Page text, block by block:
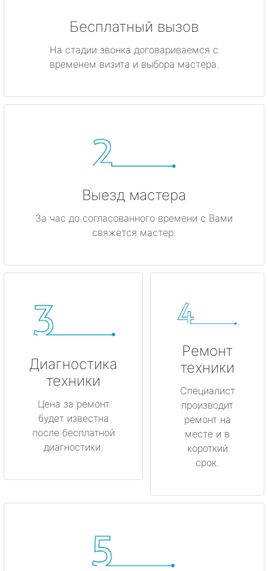
Бесплатный вызов
На стадии звонка договариваемся с
временем визита и выбора мастера.
Выезд мастера
За час до согласованного времени с Вами
свяжется мастер.
Диагностика
техники
Цена за ремонт
будет известна
после бесплатной
диагностики.
Ремонт
техники
Специалист
производит
ремонт на
месте и в
короткий
срок.